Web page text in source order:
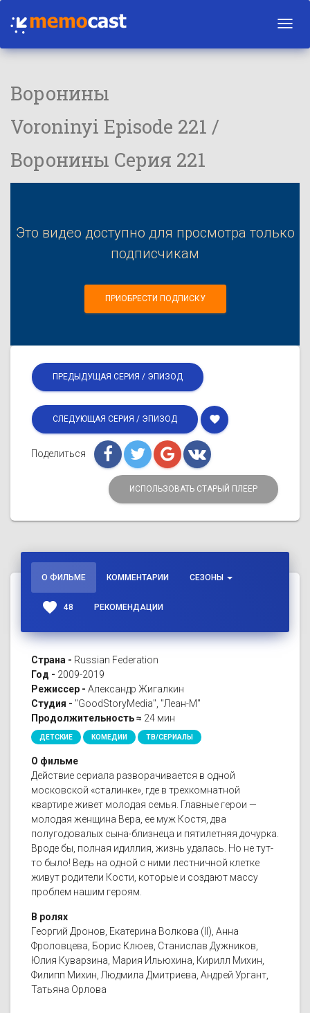
Воронины
Voroninyi Episode 221 /
Воронины Серия 221
Это видео доступно для просмотра только
подписчикам
ПРИОБРЕСТИ ПОДПИСКУ
ПРЕДЫДУЩАЯ СЕРИЯ / ЭПИЗОД
СЛЕДУЮЩАЯ СЕРИЯ / ЭПИЗОД favorite
Поделиться
ИСПОЛЬЗОВАТЬ СТАРЫЙ ПЛЕЕР
О ФИЛЬМЕ КОММЕНТАРИИ СЕЗОНЫ
favorite 48 РЕКОМЕНДАЦИИ
Страна - Russian Federation
Год - 2009-2019
Режиссер - Александр Жигалкин
Студия - "GoodStoryMedia", "Леан-М"
Продолжительность ≈ 24 мин
ДЕТСКИЕ КОМЕДИИ ТВ/СЕРИАЛЫ
О фильме
Действие сериала разворачивается в одной
московской «сталинке», где в трехкомнатной
квартире живет молодая семья. Главные герои —
молодая женщина Вера, ее муж Костя, два
полугодовалых сына-близнеца и пятилетняя дочурка.
Вроде бы, полная идиллия, жизнь удалась. Но не тут-
то было! Ведь на одной с ними лестничной клетке
живут родители Кости, которые и создают массу
проблем нашим героям.
В ролях
Георгий Дронов, Екатерина Волкова (II), Анна
Фроловцева, Борис Клюев, Станислав Дужников,
Юлия Куварзина, Мария Ильюхина, Кирилл Михин,
Филипп Михин, Людмила Дмитриева, Андрей Ургант,
Татьяна Орлова